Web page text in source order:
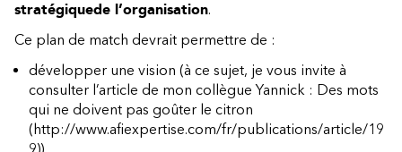
stratégiquede l’organisation.
Ce plan de match devrait permettre de :
développer une vision (à ce sujet, je vous invite à
consulter l’article de mon collègue Yannick : Des mots
qui ne doivent pas goûter le citron
(http://www.afiexpertise.com/fr/publications/article/19